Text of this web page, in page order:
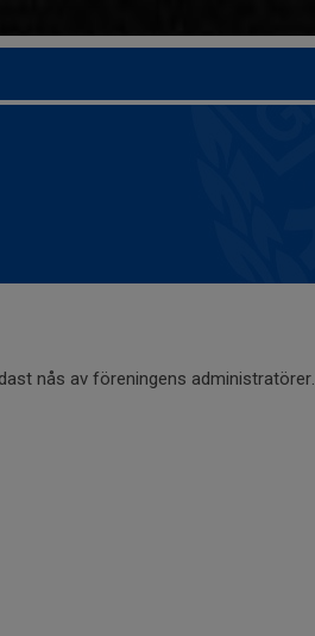
nås av föreningens administratörer.